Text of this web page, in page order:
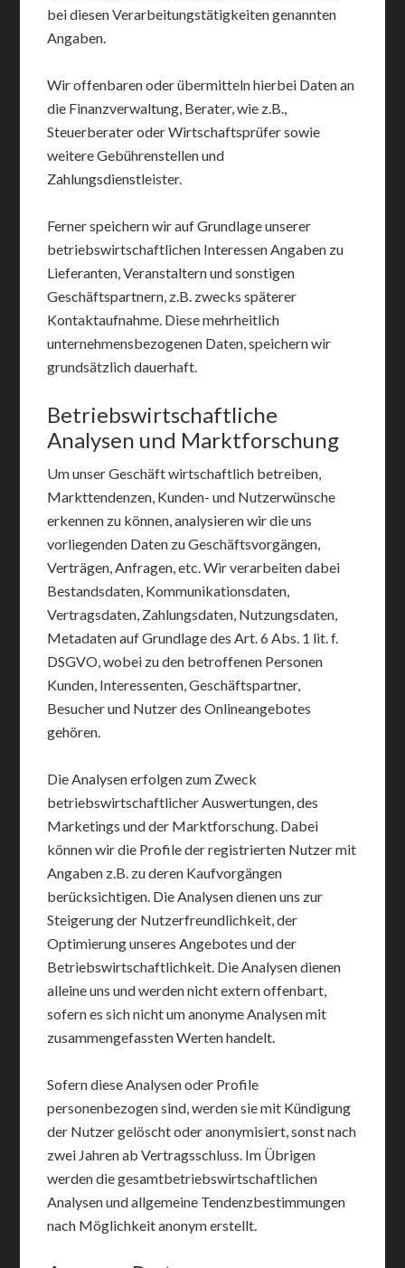
bei diesen Verarbeitungstätigkeiten genannten
Angaben.
Wir offenbaren oder übermitteln hierbei Daten an
die Finanzverwaltung, Berater, wie z.B.,
Steuerberater oder Wirtschaftsprüfer sowie
weitere Gebührenstellen und
Zahlungsdienstleister.
Ferner speichern wir auf Grundlage unserer
betriebswirtschaftlichen Interessen Angaben zu
Lieferanten, Veranstaltern und sonstigen
Geschäftspartnern, z.B. zwecks späterer
Kontaktaufnahme. Diese mehrheitlich
unternehmensbezogenen Daten, speichern wir
grundsätzlich dauerhaft.
Betriebswirtschaftliche
Analysen und Marktforschung
Um unser Geschäft wirtschaftlich betreiben,
Markttendenzen, Kunden- und Nutzerwünsche
erkennen zu können, analysieren wir die uns
vorliegenden Daten zu Geschäftsvorgängen,
Verträgen, Anfragen, etc. Wir verarbeiten dabei
Bestandsdaten, Kommunikationsdaten,
Vertragsdaten, Zahlungsdaten, Nutzungsdaten,
Metadaten auf Grundlage des Art. 6 Abs. 1 lit. f.
DSGVO, wobei zu den betroffenen Personen
Kunden, Interessenten, Geschäftspartner,
Besucher und Nutzer des Onlineangebotes
gehören.
Die Analysen erfolgen zum Zweck
betriebswirtschaftlicher Auswertungen, des
Marketings und der Marktforschung. Dabei
können wir die Profile der registrierten Nutzer mit
Angaben z.B. zu deren Kaufvorgängen
berücksichtigen. Die Analysen dienen uns zur
Steigerung der Nutzerfreundlichkeit, der
Optimierung unseres Angebotes und der
Betriebswirtschaftlichkeit. Die Analysen dienen
alleine uns und werden nicht extern offenbart,
sofern es sich nicht um anonyme Analysen mit
zusammengefassten Werten handelt.
Sofern diese Analysen oder Profile
personenbezogen sind, werden sie mit Kündigung
der Nutzer gelöscht oder anonymisiert, sonst nach
zwei Jahren ab Vertragsschluss. Im Übrigen
werden die gesamtbetriebswirtschaftlichen
Analysen und allgemeine Tendenzbestimmungen
nach Möglichkeit anonym erstellt.